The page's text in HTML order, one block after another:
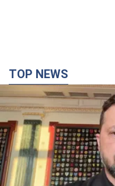
TOP NEWS